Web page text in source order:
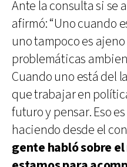
Ante la consulta si se
afirmó: “Uno cuando
uno tampoco es
problemáticas
Cuando uno está del
que trabajar en
futuro y pensar. Eso
haciendo desde el
gente habló sobre